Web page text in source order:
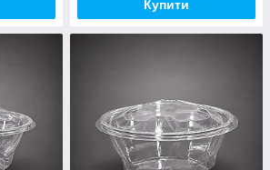
Купити